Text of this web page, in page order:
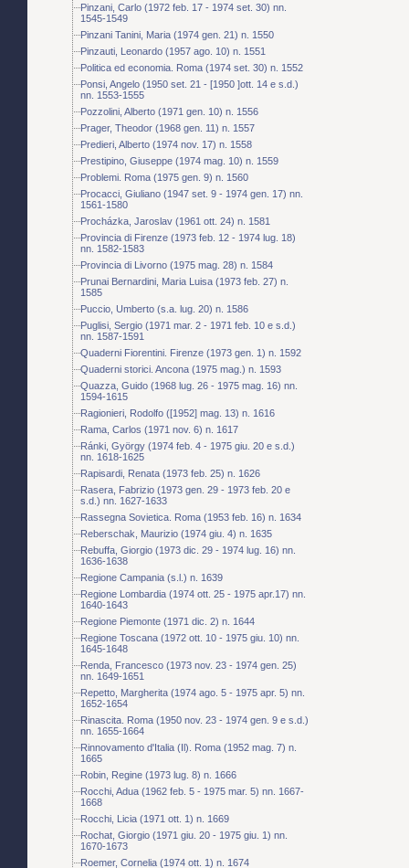
Pinzani, Carlo (1972 feb. 17 - 1974 set. 30) nn.
1545-1549
Pinzani Tanini, Maria (1974 gen. 21) n. 1550
Pinzauti, Leonardo (1957 ago. 10) n. 1551
Politica ed economia. Roma (1974 set. 30) n. 1552
Ponsi, Angelo (1950 set. 21 - [1950 ]ott. 14 e s.d.)
nn. 1553-1555
Pozzolini, Alberto (1971 gen. 10) n. 1556
Prager, Theodor (1968 gen. 11) n. 1557
Predieri, Alberto (1974 nov. 17) n. 1558
Prestipino, Giuseppe (1974 mag. 10) n. 1559
Problemi. Roma (1975 gen. 9) n. 1560
Procacci, Giuliano (1947 set. 9 - 1974 gen. 17) nn.
1561-1580
Procházka, Jaroslav (1961 ott. 24) n. 1581
Provincia di Firenze (1973 feb. 12 - 1974 lug. 18)
nn. 1582-1583
Provincia di Livorno (1975 mag. 28) n. 1584
Prunai Bernardini, Maria Luisa (1973 feb. 27) n.
1585
Puccio, Umberto (s.a. lug. 20) n. 1586
Puglisi, Sergio (1971 mar. 2 - 1971 feb. 10 e s.d.)
nn. 1587-1591
Quaderni Fiorentini. Firenze (1973 gen. 1) n. 1592
Quaderni storici. Ancona (1975 mag.) n. 1593
Quazza, Guido (1968 lug. 26 - 1975 mag. 16) nn.
1594-1615
Ragionieri, Rodolfo ([1952] mag. 13) n. 1616
Rama, Carlos (1971 nov. 6) n. 1617
Ránki, György (1974 feb. 4 - 1975 giu. 20 e s.d.)
nn. 1618-1625
Rapisardi, Renata (1973 feb. 25) n. 1626
Rasera, Fabrizio (1973 gen. 29 - 1973 feb. 20 e
s.d.) nn. 1627-1633
Rassegna Sovietica. Roma (1953 feb. 16) n. 1634
Reberschak, Maurizio (1974 giu. 4) n. 1635
Rebuffa, Giorgio (1973 dic. 29 - 1974 lug. 16) nn.
1636-1638
Regione Campania (s.l.) n. 1639
Regione Lombardia (1974 ott. 25 - 1975 apr.17) nn.
1640-1643
Regione Piemonte (1971 dic. 2) n. 1644
Regione Toscana (1972 ott. 10 - 1975 giu. 10) nn.
1645-1648
Renda, Francesco (1973 nov. 23 - 1974 gen. 25)
nn. 1649-1651
Repetto, Margherita (1974 ago. 5 - 1975 apr. 5) nn.
1652-1654
Rinascita. Roma (1950 nov. 23 - 1974 gen. 9 e s.d.)
nn. 1655-1664
Rinnovamento d'Italia (Il). Roma (1952 mag. 7) n.
1665
Robin, Regine (1973 lug. 8) n. 1666
Rocchi, Adua (1962 feb. 5 - 1975 mar. 5) nn. 1667-
1668
Rocchi, Licia (1971 ott. 1) n. 1669
Rochat, Giorgio (1971 giu. 20 - 1975 giu. 1) nn.
1670-1673
Roemer, Cornelia (1974 ott. 1) n. 1674